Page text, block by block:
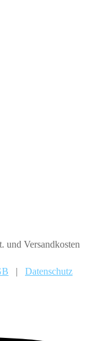
und Versandkosten
| Datenschutz